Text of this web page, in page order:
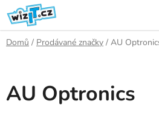
Přejít
na
obsah
Domů / Prodávané značky / AU
AU Optronics